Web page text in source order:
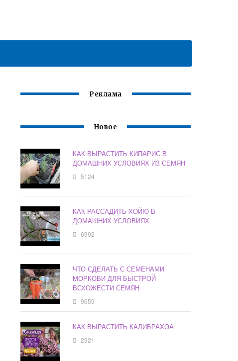
Реклама
Новое
КАК ВЫРАСТИТЬ КИПАРИС В
ДОМАШНИХ УСЛОВИЯХ ИЗ СЕМЯН
5124
КАК РАССАДИТЬ ХОЙЮ В
ДОМАШНИХ УСЛОВИЯХ
6902
ЧТО СДЕЛАТЬ С СЕМЕНАМИ
МОРКОВИ ДЛЯ БЫСТРОЙ
ВСХОЖЕСТИ СЕМЯН
9659
КАК ВЫРАСТИТЬ КАЛИБРАХОА
2321